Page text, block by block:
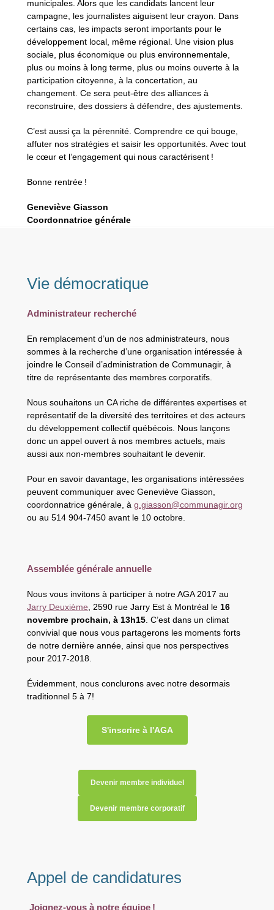
municipales. Alors que les candidats lancent leur
campagne, les journalistes aiguisent leur crayon. Dans
certains cas, les impacts seront importants pour le
développement local, même régional. Une vision plus
sociale, plus économique ou plus environnementale,
plus ou moins à long terme, plus ou moins ouverte à la
participation citoyenne, à la concertation, au
changement. Ce sera peut-être des alliances à
reconstruire, des dossiers à défendre, des ajustements.
C’est aussi ça la pérennité. Comprendre ce qui bouge,
affuter nos stratégies et saisir les opportunités. Avec tout
le cœur et l’engagement qui nous caractérisent !
Bonne rentrée !
Geneviève Giasson
Coordonnatrice générale
Vie démocratique
Administrateur recherché
En remplacement d’un de nos administrateurs, nous
sommes à la recherche d’une organisation intéressée à
joindre le Conseil d’administration de Communagir, à
titre de représentante des membres corporatifs.
Nous souhaitons un CA riche de différentes expertises et
représentatif de la diversité des territoires et des acteurs
du développement collectif québécois. Nous lançons
donc un appel ouvert à nos membres actuels, mais
aussi aux non-membres souhaitant le devenir.
Pour en savoir davantage, les organisations intéressées
peuvent communiquer avec Geneviève Giasson,
coordonnatrice générale, à g.giasson@communagir.org
ou au 514 904-7450 avant le 10 octobre.
Assemblée générale annuelle
Nous vous invitons à participer à notre AGA 2017 au
Jarry Deuxième , 2590 rue Jarry Est à Montréal le 16
novembre prochain, à 13h15 . C’est dans un climat
convivial que nous vous partagerons les moments forts
de notre dernière année, ainsi que nos perspectives
pour 2017-2018.
Évidemment, nous conclurons avec notre desormais
traditionnel 5 à 7!
S'inscrire à l'AGA
Devenir membre individuel
Devenir membre corporatif
Appel de candidatures
Joignez-vous à notre équipe !